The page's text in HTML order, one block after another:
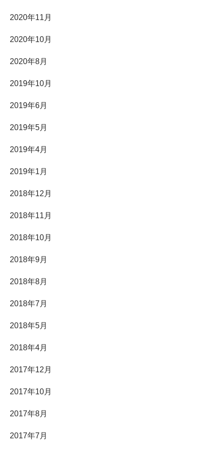
2020年11月
2020年10月
2020年8月
2019年10月
2019年6月
2019年5月
2019年4月
2019年1月
2018年12月
2018年11月
2018年10月
2018年9月
2018年8月
2018年7月
2018年5月
2018年4月
2017年12月
2017年10月
2017年8月
2017年7月